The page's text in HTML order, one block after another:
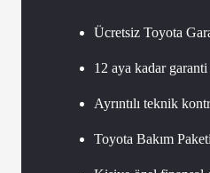
Ücretsiz Toyota
12 aya kadar garanti
Ayrıntılı teknik
Toyota Bakım